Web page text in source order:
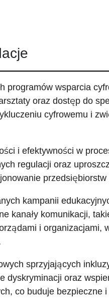
programów wsparcia
oraz dostęp do
cyfrowemu i
i efektywności w
regulacji oraz
kampanii
kanały komunikacji,
i organizacjami,
sprzyjających
dyskryminacji oraz
co buduje bezpieczne